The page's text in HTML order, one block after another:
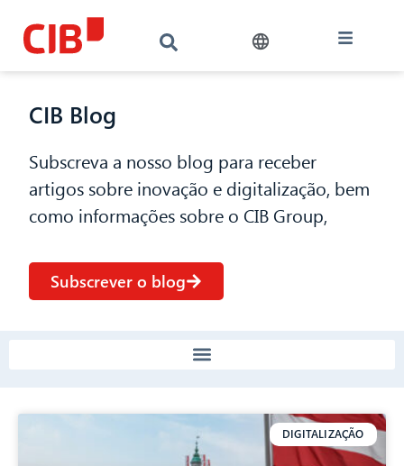
CIB Blog
Subscreva a nosso blog para receber
artigos sobre inovação e digitalização, bem
como informações sobre o CIB Group,
Subscrever o blog
DIGITALIZAÇÃO